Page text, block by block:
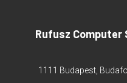
Rufusz Computer
1111 Budapest,